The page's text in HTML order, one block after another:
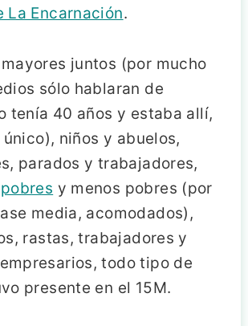
La Encarnación.
juntos (por mucho
sólo hablaran de
tenía 40 años y estaba allí,
niños y abuelos,
parados y trabajadores,
pobres y menos pobres (por
media, acomodados),
rastas, trabajadores y
todo tipo de
presente en el 15M.